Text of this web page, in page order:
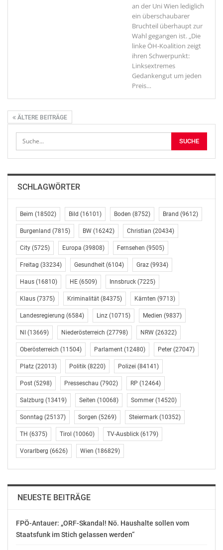
an der Uni Wien lediglich
ein überschaubarer
Bruchteil überhaupt zur
Wahl gegangen ist. „Die
linke ÖH-Koalition zeigt
ihren Schwerpunkt:
Linksextremes
Gedankengut um jeden
Preis…
ÄLTERE BEITRÄGE
SCHLAGWÖRTER
Beim (18502) Bild (16101) Boden (8752) Brand (9612)
Burgenland (7815) BW (16242) Christian (20434)
City (5725) Europa (39808) Fernsehen (9505)
Freitag (33234) Gesundheit (6104) Graz (9934)
Haus (16810) HE (6509) Innsbruck (7225)
Klaus (7375) Kriminalität (84375) Kärnten (9713)
Landesregierung (6584) Linz (10715) Medien (9837)
NI (13669) Niederösterreich (27798) NRW (26322)
Oberösterreich (11504) Parlament (12480) Peter (27047)
Platz (22013) Politik (8220) Polizei (84141)
Post (5298) Presseschau (7902) RP (12464)
Salzburg (13419) Seiten (10068) Sommer (14520)
Sonntag (25137) Sorgen (5269) Steiermark (10352)
TH (6375) Tirol (10060) TV-Ausblick (6179)
Vorarlberg (6626) Wien (186829)
NEUESTE BEITRÄGE
FPÖ-Antauer: „ORF-Skandal! Nö. Haushalte sollen vom
Staatsfunk im Stich gelassen werden“